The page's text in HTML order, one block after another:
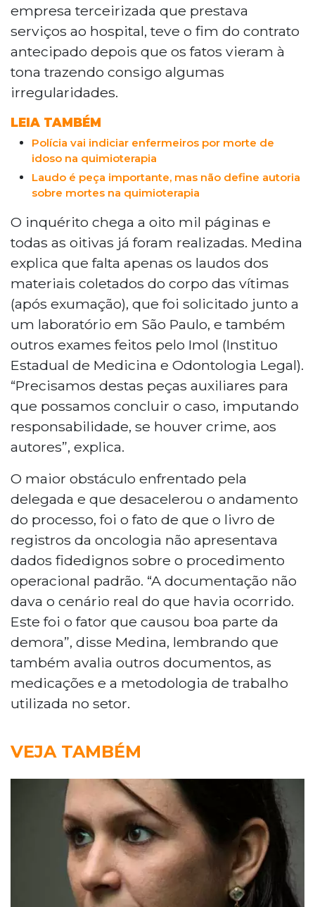
empresa terceirizada que prestava
serviços ao hospital, teve o fim do contrato
antecipado depois que os fatos vieram à
tona trazendo consigo algumas
irregularidades.
LEIA TAMBÉM
Polícia vai indiciar enfermeiros por morte de
idoso na quimioterapia
Laudo é peça importante, mas não define autoria
sobre mortes na quimioterapia
O inquérito chega a oito mil páginas e
todas as oitivas já foram realizadas. Medina
explica que falta apenas os laudos dos
materiais coletados do corpo das vítimas
(após exumação), que foi solicitado junto a
um laboratório em São Paulo, e também
outros exames feitos pelo Imol (Instituo
Estadual de Medicina e Odontologia Legal).
“Precisamos destas peças auxiliares para
que possamos concluir o caso, imputando
responsabilidade, se houver crime, aos
autores”, explica.
O maior obstáculo enfrentado pela
delegada e que desacelerou o andamento
do processo, foi o fato de que o livro de
registros da oncologia não apresentava
dados fidedignos sobre o procedimento
operacional padrão. “A documentação não
dava o cenário real do que havia ocorrido.
Este foi o fator que causou boa parte da
demora”, disse Medina, lembrando que
também avalia outros documentos, as
medicações e a metodologia de trabalho
utilizada no setor.
VEJA TAMBÉM